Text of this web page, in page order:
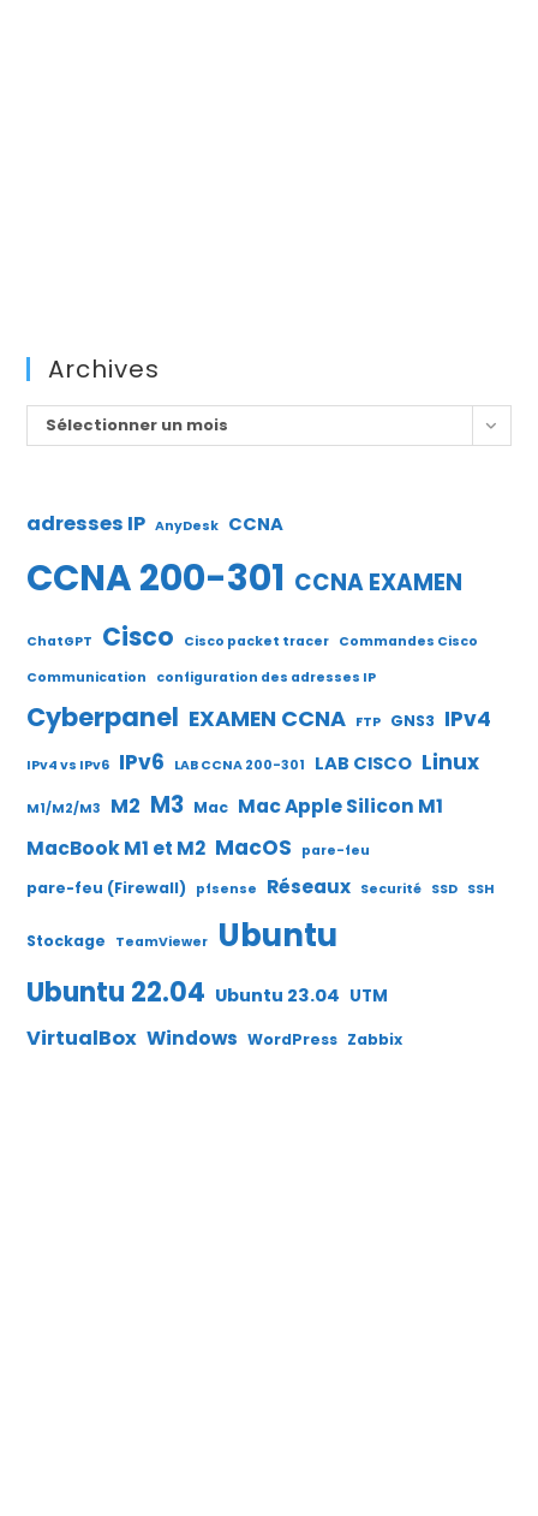
Archives
Archives
Sélectionner un mois
adresses IP AnyDesk CCNA
CCNA 200-301 CCNA EXAMEN
ChatGPT Cisco Cisco packet tracer Commandes Cisco
Communication
configuration des adresses IP
Cyberpanel EXAMEN CCNA FTP GNS3 IPv4
IPv4 vs IPv6 IPv6 LAB CCNA 200-301 LAB CISCO Linux
M1/M2/M3 M2 M3 Mac Mac Apple Silicon M1
MacBook M1 et M2 MacOS pare-feu
pare-feu (Firewall) pfsense Réseaux Securité SSD SSH
Stockage TeamViewer Ubuntu
Ubuntu 22.04 Ubuntu 23.04 UTM
VirtualBox Windows WordPress Zabbix